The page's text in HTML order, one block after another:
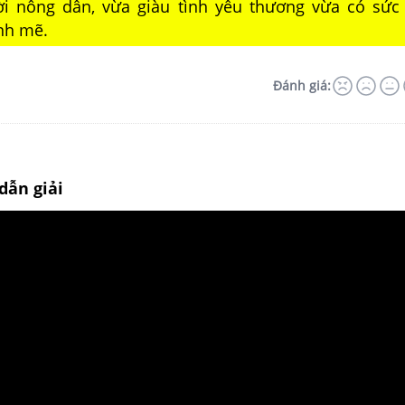
nông dân, vừa giàu tình yêu thương vừa có sức
mẽ.
Đánh giá:
giải